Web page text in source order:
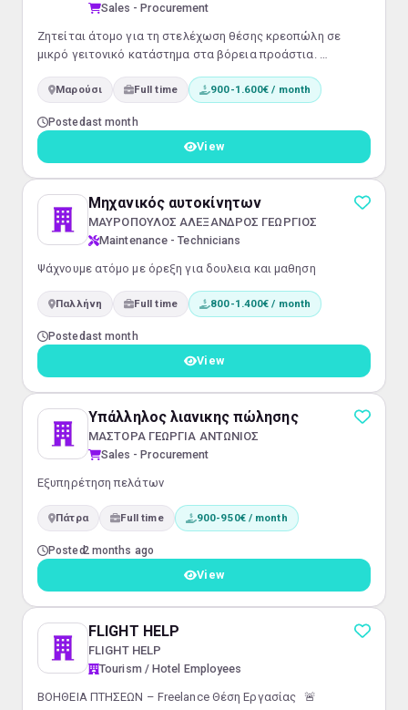
Sales - Procurement
Ζητείται άτομο για τη στελέχωση θέσης κρεοπώλη σε
μικρό γειτονικό κατάστημα στα βόρεια προάστια.
Προϋπηρεσία θα εκτιμηθεί αλλά δεν είναι απαραίτητη .
Μαρούσι Full time 900-1.600€ / month
Postedlast month
View
Μηχανικός αυτοκίνητων
ΜΑΥΡΟΠΟΥΛΟΣ ΑΛΕΞΑΝΔΡΟΣ ΓΕΩΡΓΙΟΣ
Maintenance - Technicians
Ψάχνουμε ατόμο με όρεξη για δουλεια και μαθηση
Παλλήνη Full time 800-1.400€ / month
Postedlast month
View
Υπάλληλος λιανικης πώλησης
ΜΑΣΤΟΡΑ ΓΕΩΡΓΙΑ ΑΝΤΩΝΙΟΣ
Sales - Procurement
Εξυπηρέτηση πελάτων
Πάτρα Full time 900-950€ / month
Posted2 months ago
View
FLIGHT HELP
FLIGHT HELP
Tourism / Hotel Employees
ΒΟΗΘΕΙΑ ΠΤΗΣΕΩΝ – Freelance Θέση Εργασίας 🚨